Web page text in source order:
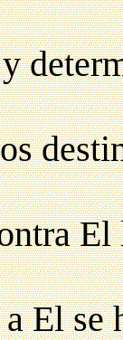
El
El se